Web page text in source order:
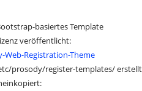
basiertes Template
veröffentlicht:
Registration-Theme
prosody/register-templates/ erstellt